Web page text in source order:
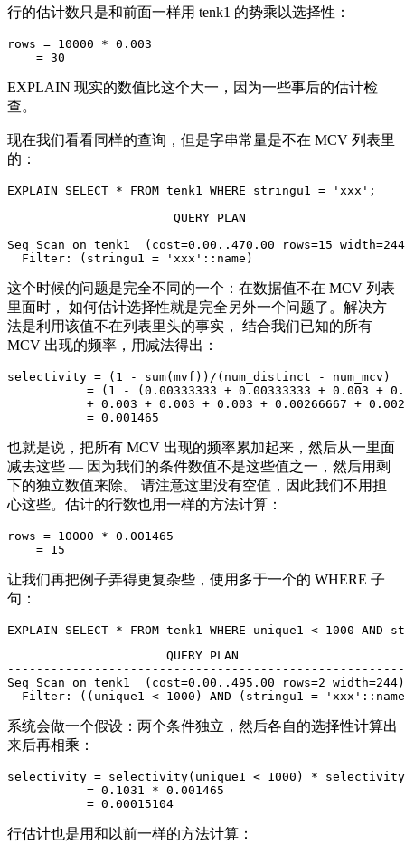
行的估计数只是和前面一样用 tenk1 的势乘以选择性：
rows = 10000 * 0.003
EXPLAIN 现实的数值比这个大一，因为一些事后的估计检
查。
现在我们看看同样的查询，但是字串常量是不在 MCV 列表里
的：
EXPLAIN SELECT * FROM tenk1 WHERE stringu1 = 'xxx';
                       QUERY PLAN
Seq Scan on tenk1  (cost=0.00..470.00 rows=15
这个时候的问题是完全不同的一个：在数据值不在 MCV 列表
里面时， 如何估计选择性就是完全另外一个问题了。解决方
法是利用该值不在列表里头的事实， 结合我们已知的所有
MCV 出现的频率，用减法得出：
selectivity = (1 - sum(mvf))/(num_distinct - num_mcv)
= (1 - (0.00333333 + 0.00333333 + 0.003 +
+ 0.003 + 0.003 + 0.003 + 0.00266667 +
也就是说，把所有 MCV 出现的频率累加起来，然后从一里面
减去这些 — 因为我们的条件数值不是这些值之一，然后用剩
下的独立数值来除。 请注意这里没有空值，因此我们不用担
心这些。估计的行数也用一样的方法计算：
rows = 10000 * 0.001465
让我们再把例子弄得更复杂些，使用多于一个的 WHERE 子
句：
                      QUERY PLAN
Seq Scan on tenk1  (cost=0.00..495.00 rows=2 width=244)
系统会做一个假设：两个条件独立，然后各自的选择性计算出
来后再相乘：
selectivity = selectivity(unique1 < 1000) *
           = 0.1031 * 0.001465
行估计也是用和以前一样的方法计算：